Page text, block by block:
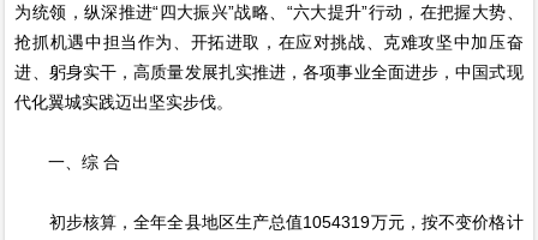
为统领，纵深推进“四大振兴”战略、“六大提升”行动，在把握大势、
抢抓机遇中担当作为、开拓进取，在应对挑战、克难攻坚中加压奋
进、躬身实干，高质量发展扎实推进，各项事业全面进步，中国式现
代化翼城实践迈出坚实步伐。
一、综 合
初步核算，全年全县地区生产总值1054319万元，按不变价格计